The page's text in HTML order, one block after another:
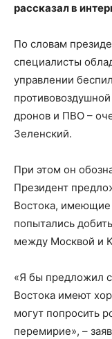
рассказал в
По словам
специалисты
управлении
дронов и ПВО –
Зеленский.
При этом он
Президент
Востока,
попытались
между Москвой и
«Я бы предложил
Востока имеют
могут попросить
перемирие», –